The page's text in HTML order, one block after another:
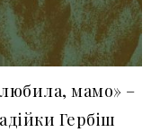
мамо» –
Гербіш